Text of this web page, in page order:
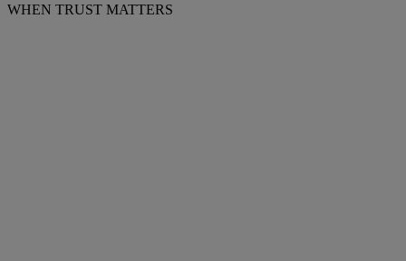
WHEN TRUST MATTERS